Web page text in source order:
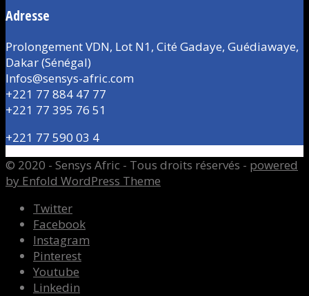
Adresse
Prolongement VDN, Lot N1, Cité Gadaye, Guédiawaye,
Dakar (Sénégal)
Infos@sensys-afric.com
+221 77 884 47 77
+221 77 395 76 51
+221 77 590 03 4
© 2020 - Sensys Afric - Tous droits réservés - powered
by Enfold WordPress Theme
Twitter
Facebook
Instagram
Pinterest
Youtube
Linkedin